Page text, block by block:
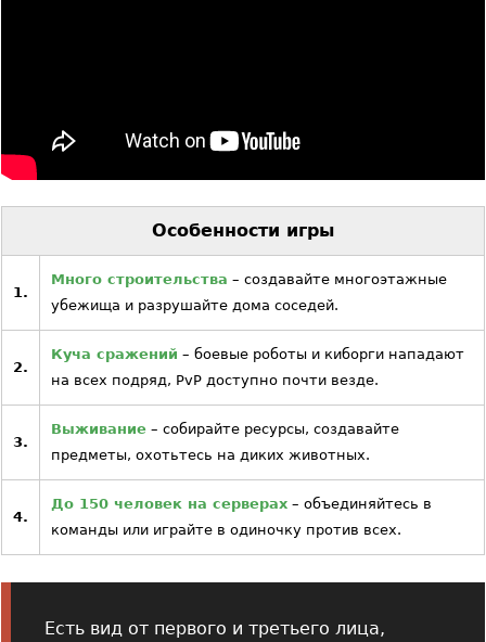
Особенности игры
1.
Много строительства – создавайте многоэтажные
убежища и разрушайте дома соседей.
2.
Куча сражений – боевые роботы и киборги нападают
на всех подряд, PvP доступно почти везде.
3.
Выживание – собирайте ресурсы, создавайте
предметы, охотьтесь на диких животных.
4.
До 150 человек на серверах – объединяйтесь в
команды или играйте в одиночку против всех.
Есть вид от первого и третьего лица,